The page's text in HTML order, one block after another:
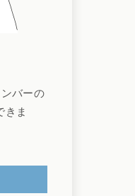
バーの
きま